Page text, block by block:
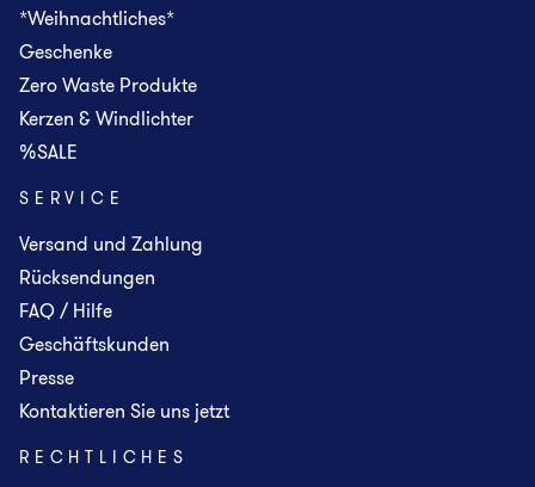
*Weihnachtliches*
Geschenke
Zero Waste Produkte
Kerzen & Windlichter
%SALE
SERVICE
Versand und Zahlung
Rücksendungen
FAQ / Hilfe
Geschäftskunden
Presse
Kontaktieren Sie uns jetzt
RECHTLICHES